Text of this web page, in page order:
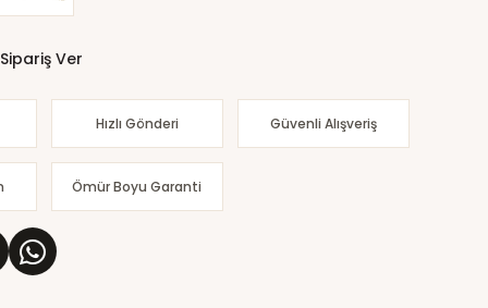
Ver
Hızlı Gönderi Güvenli Alışveriş
Ömür Boyu Garanti